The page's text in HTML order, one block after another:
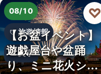
08/10
旅遊情報
文字
【お盆イベント】
遊戯屋台や盆踊
り、ミニ花火ショ
♡